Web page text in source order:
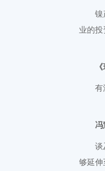
镍
业的
有
冯
谈
够延伸